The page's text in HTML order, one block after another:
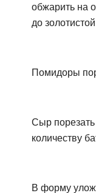
обжарить на
до
Помидоры
Сыр
количеству
В форму